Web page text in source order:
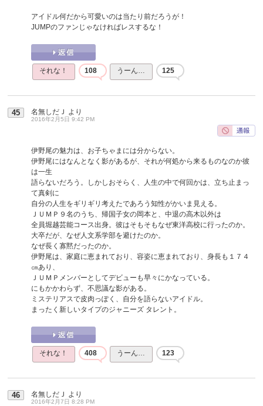
アイドル何だから可愛いのは当たり前だろうが！
JUMPのファンじゃなければレスするな！
それな！ 108 うーん… 125
45 名無しだＪ より
2016年2月5日 9:42 PM
伊野尾の魅力は、お子ちゃまには分からない。
伊野尾にはなんとなく影があるが、それが何処から来るものなのか彼
は一生
語らないだろう。しかしおそらく、人生の中で何回かは、立ち止まっ
て真剣に
自分の人生をギリギリ考えたであろう知性がかいま見える。
ＪＵＭＰ９名のうち、帰国子女の岡本と、中退の高木以外は
全員堀越芸能コース出身。彼はそもそもなぜ東洋高校に行ったのか。
大卒だが、なぜ人文系学部を避けたのか。
なぜ長く寡黙だったのか。
伊野尾は、家庭に恵まれており、容姿に恵まれており、身長も１７４
㎝あり、
ＪＵＭＰメンバーとしてデビューも早々にかなっている。
にもかかわらず、不思議な影がある。
ミステリアスで皮肉っぽく、自分を語らないアイドル。
まったく新しいタイプのジャニーズ タレント。
それな！ 408 うーん… 123
46 名無しだＪ より
2016年2月7日 8:28 PM